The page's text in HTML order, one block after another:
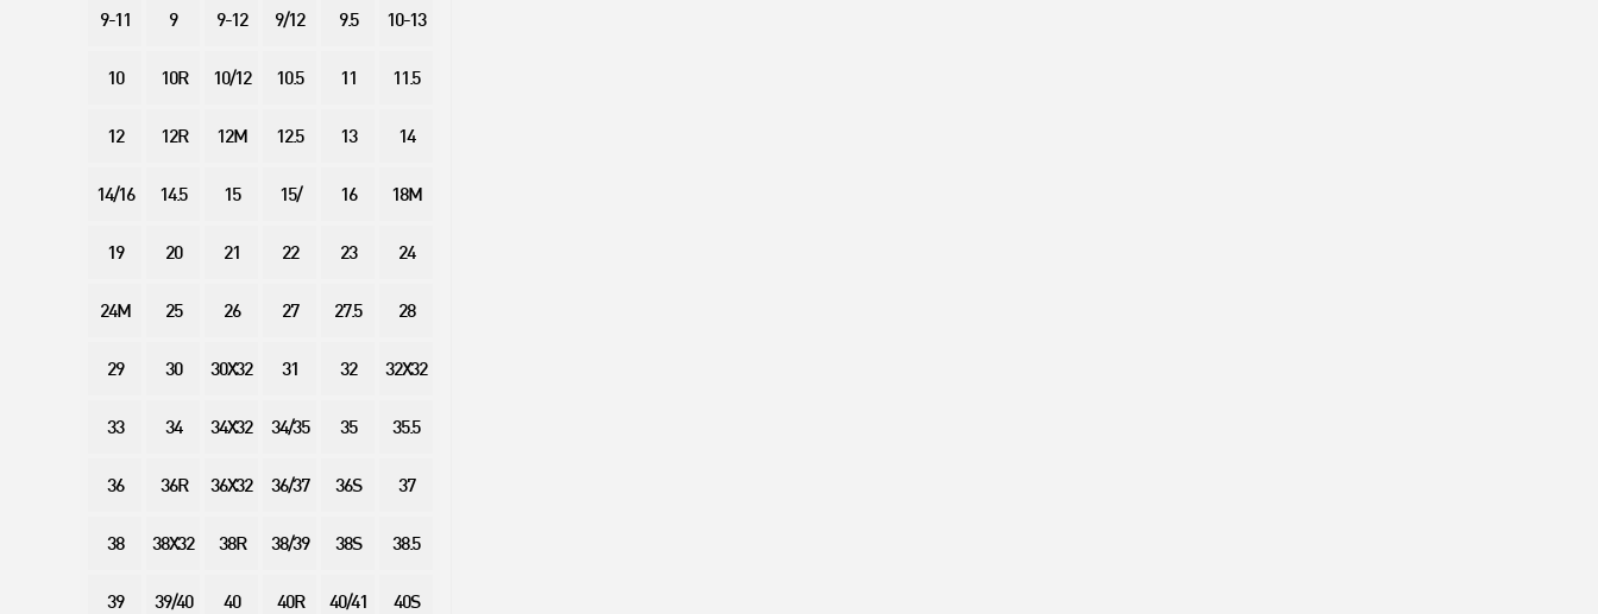
9-11 9 9-12 9/12 9.5 10-13
10 10R 10/12 10.5 11 11.5
12 12R 12M 12.5 13 14
14/16 14.5 15 15/ 16 18M
19 20 21 22 23 24
24M 25 26 27 27.5 28
29 30 30X32 31 32 32X32
33 34 34X32 34/35 35 35.5
36 36R 36X32 36/37 36S 37
38 38X32 38R 38/39 38S 38.5
39 39/40 40 40R 40/41 40S